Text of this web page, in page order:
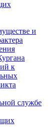
и
к
службе